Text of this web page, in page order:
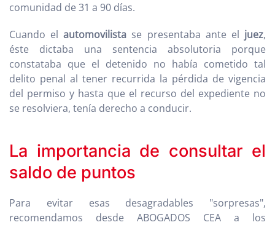
comunidad de 31 a 90 días.
Cuando elautomovilista se presentaba ante el juez,
éste dictaba una sentencia absolutoria porque
constataba que el detenido no había cometido tal
delito penal al tener recurrida la pérdida de vigencia
del permiso y hasta que el recurso del expediente no
se resolviera, tenía derecho a conducir.
La importancia de consultar el
saldo de puntos
Para evitar esas desagradables "sorpresas",
recomendamos desde ABOGADOS CEA a los